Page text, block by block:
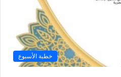
خطبة الأسبوع